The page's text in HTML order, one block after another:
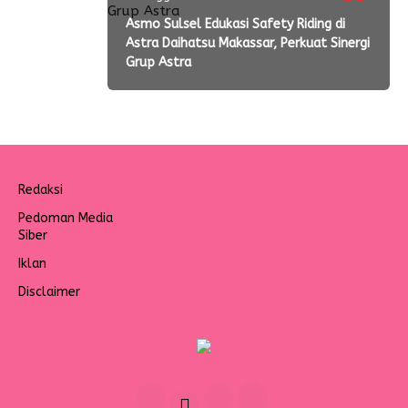
Asmo Sulsel Edukasi Safety Riding di
Astra Daihatsu Makassar, Perkuat Sinergi
Grup Astra
Redaksi
Pedoman Media
Siber
Iklan
Disclaimer